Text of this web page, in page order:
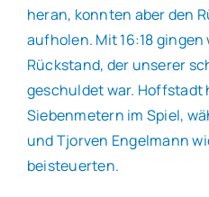
heran, konnten aber den
aufholen. Mit 16:18 gingen
Rückstand, der unserer
geschuldet war. Hoffstadt
Siebenmetern im Spiel,
und Tjorven Engelmann
beisteuerten.